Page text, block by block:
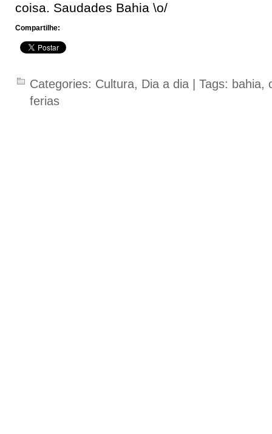
coisa. Saudades Bahia \o/
Compartilhe:
Categories: Cultura, Dia a dia | Tags: bahia,
ferias